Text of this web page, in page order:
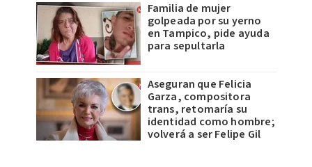
Familia de mujer
golpeada por su yerno
en Tampico, pide ayuda
para sepultarla
Aseguran que Felicia
Garza, compositora
trans, retomaría su
identidad como hombre;
volverá a ser Felipe Gil